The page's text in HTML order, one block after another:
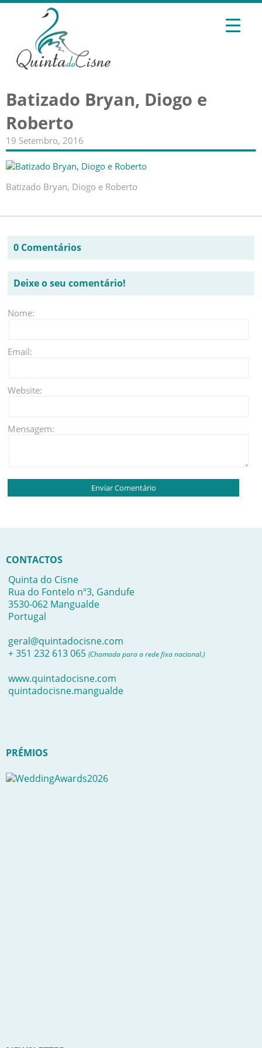
Batizado Bryan, Diogo e
Roberto
19 Setembro, 2016
Batizado Bryan, Diogo e Roberto
0 Comentários
Deixe o seu comentário!
Nome:
Email:
Website:
Mensagem:
CONTACTOS
Quinta do Cisne
Rua do Fontelo nº3, Gandufe
3530-062 Mangualde
Portugal
geral@quintadocisne.com
+ 351 232 613 065 (Chamada para a rede fixa nacional.)
www.quintadocisne.com
quintadocisne.mangualde
PRÉMIOS